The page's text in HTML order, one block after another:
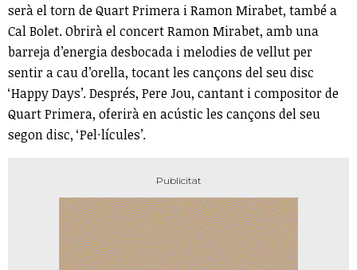
serà el torn de Quart Primera i Ramon Mirabet, també a
Cal Bolet. Obrirà el concert Ramon Mirabet, amb una
barreja d’energia desbocada i melodies de vellut per
sentir a cau d’orella, tocant les cançons del seu disc
‘Happy Days’. Després, Pere Jou, cantant i compositor de
Quart Primera, oferirà en acústic les cançons del seu
segon disc, ‘Pel·lícules’.